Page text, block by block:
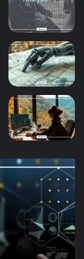
چالش‌های
تحلیل
داده
و
راه‌های
برطرف
کردن
آن